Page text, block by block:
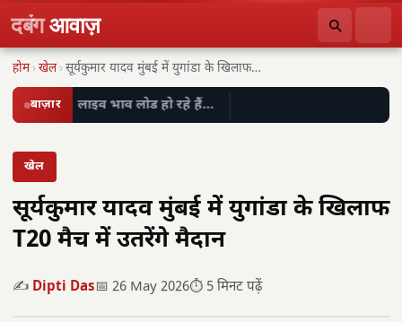
दबंगआवाज़
होम ›खेल › सूर्यकुमार यादव मुंबई में युगांडा के खिलाफ T20…
बाज़ार लाइव भाव लोड हो रहे हैं…
खेल
सूर्यकुमार यादव मुंबई में युगांडा के खिलाफ
T20 मैच में उतरेंगे मैदान
✍️ Dipti Das📅 26 May 2026⏱️ 5 मिनट पढ़ें